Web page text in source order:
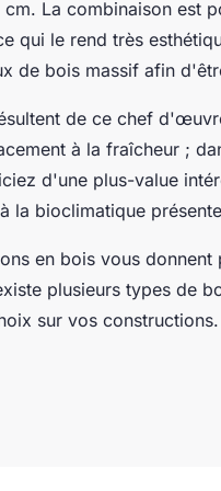
cm. La combinaison est
qui le rend très
de bois massif afin
de ce chef
à la fraîcheur ;
d'une plus-value
la bioclimatique
en bois vous
plusieurs types de
sur vos constructions.